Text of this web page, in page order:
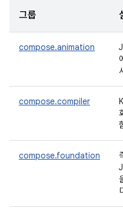
그룹
compose.animation
compose.compiler
compose.foundation